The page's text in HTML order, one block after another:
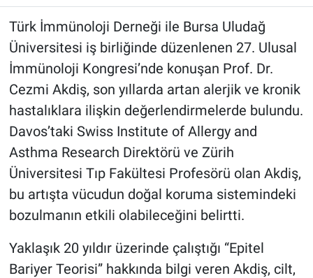
Türk İmmünoloji Derneği ile Bursa Uludağ
Üniversitesi iş birliğinde düzenlenen 27. Ulusal
İmmünoloji Kongresi’nde konuşan Prof. Dr.
Cezmi Akdiş, son yıllarda artan alerjik ve kronik
hastalıklara ilişkin değerlendirmelerde bulundu.
Davos’taki Swiss Institute of Allergy and
Asthma Research Direktörü ve Zürih
Üniversitesi Tıp Fakültesi Profesörü olan Akdiş,
bu artışta vücudun doğal koruma sistemindeki
bozulmanın etkili olabileceğini belirtti.
Yaklaşık 20 yıldır üzerinde çalıştığı “Epitel
Bariyer Teorisi” hakkında bilgi veren Akdiş, cilt,